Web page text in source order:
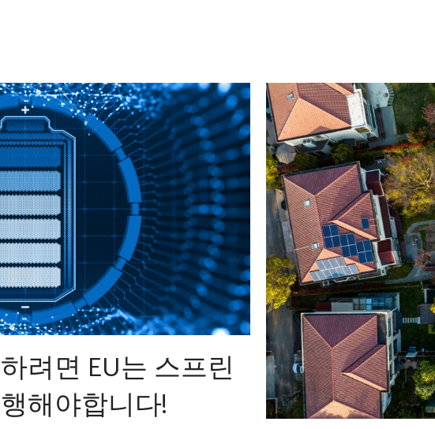
려면 EU는 스프린
해야합니다!